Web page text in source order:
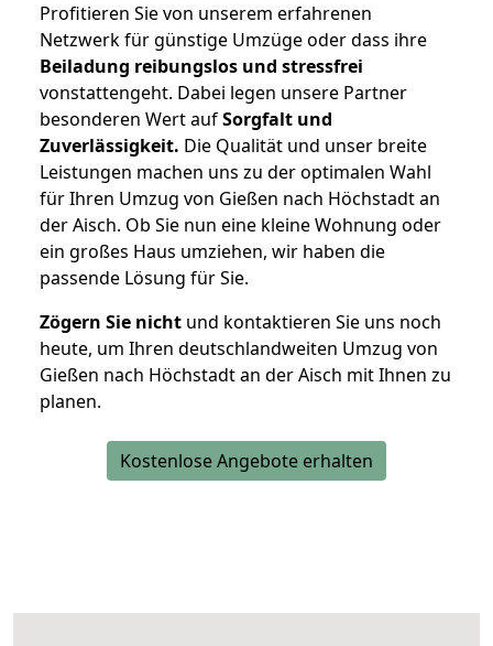
Profitieren Sie von unserem erfahrenen
Netzwerk für günstige Umzüge oder dass ihre
Beiladung reibungslos und stressfrei
vonstattengeht. Dabei legen unsere Partner
besonderen Wert aufSorgfalt und
Zuverlässigkeit. Die Qualität und unser breite
Leistungen machen uns zu der optimalen Wahl
für Ihren Umzug von Gießen nach Höchstadt an
der Aisch. Ob Sie nun eine kleine Wohnung oder
ein großes Haus umziehen, wir haben die
passende Lösung für Sie.
Zögern Sie nicht und kontaktieren Sie uns noch
heute, um Ihren deutschlandweiten Umzug von
Gießen nach Höchstadt an der Aisch mit Ihnen zu
planen.
Kostenlose Angebote erhalten